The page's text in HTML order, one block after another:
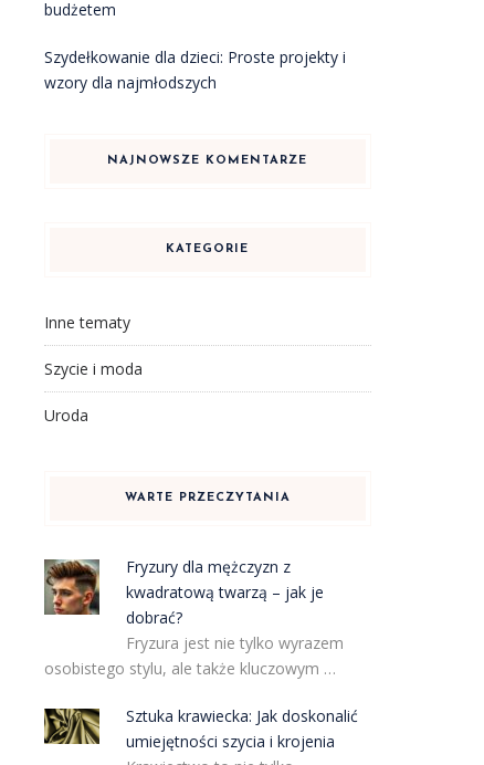
budżetem
Szydełkowanie dla dzieci: Proste projekty i
wzory dla najmłodszych
NAJNOWSZE KOMENTARZE
KATEGORIE
Inne tematy
Szycie i moda
Uroda
WARTE PRZECZYTANIA
Fryzury dla mężczyzn z
kwadratową twarzą – jak je
dobrać?
Fryzura jest nie tylko wyrazem
osobistego stylu, ale także kluczowym …
Sztuka krawiecka: Jak doskonalić
umiejętności szycia i krojenia